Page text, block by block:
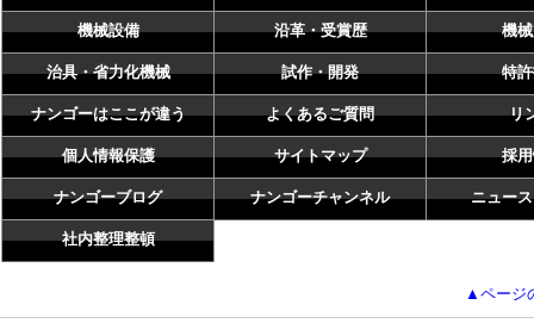
機械設備 沿革・受賞歴 機
治具・省力化機械 試作・開発 特
ナンゴーはここが違う よくあるご質問 リ
個人情報保護 サイトマップ 採
ナンゴーブログ ナンゴーチャンネル ニュー
社内整理整頓
▲ページ